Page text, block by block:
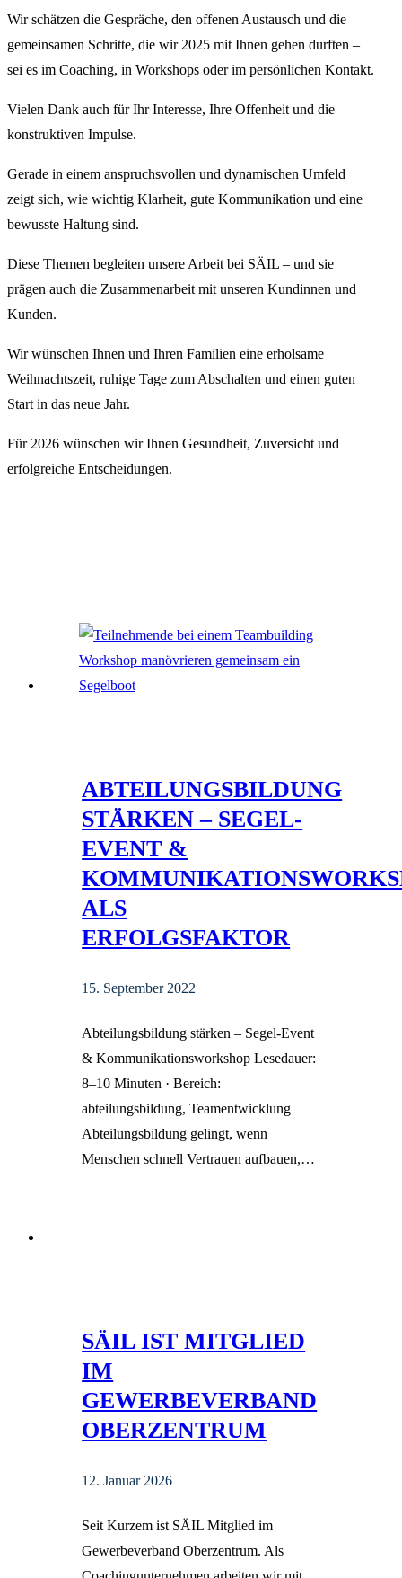
Wir schätzen die Gespräche, den offenen Austausch und die
gemeinsamen Schritte, die wir 2025 mit Ihnen gehen durften –
sei es im Coaching, in Workshops oder im persönlichen Kontakt.
Vielen Dank auch für Ihr Interesse, Ihre Offenheit und die
konstruktiven Impulse.
Gerade in einem anspruchsvollen und dynamischen Umfeld
zeigt sich, wie wichtig Klarheit, gute Kommunikation und eine
bewusste Haltung sind.
Diese Themen begleiten unsere Arbeit bei SÄIL – und sie
prägen auch die Zusammenarbeit mit unseren Kundinnen und
Kunden.
Wir wünschen Ihnen und Ihren Familien eine erholsame
Weihnachtszeit, ruhige Tage zum Abschalten und einen guten
Start in das neue Jahr.
Für 2026 wünschen wir Ihnen Gesundheit, Zuversicht und
erfolgreiche Entscheidungen.
ABTEILUNGSBILDUNG
STÄRKEN – SEGEL-
EVENT &
ALS
ERFOLGSFAKTOR
15. September 2022
Abteilungsbildung stärken – Segel-Event
& Kommunikationsworkshop Lesedauer:
8–10 Minuten · Bereich:
abteilungsbildung, Teamentwicklung
Abteilungsbildung gelingt, wenn
Menschen schnell Vertrauen aufbauen,…
SÄIL IST MITGLIED
IM
GEWERBEVERBAND
OBERZENTRUM
12. Januar 2026
Seit Kurzem ist SÄIL Mitglied im
Gewerbeverband Oberzentrum. Als